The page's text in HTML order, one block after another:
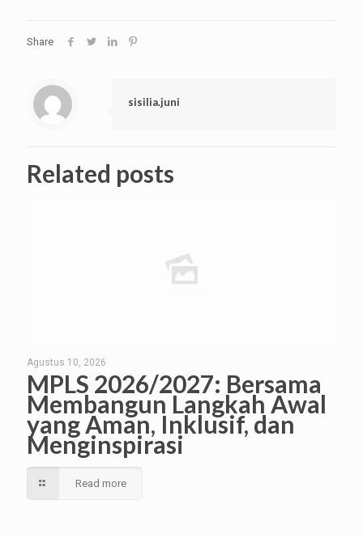
Share
sisilia.juni
Related posts
Agustus 10, 2026
MPLS 2026/2027: Bersama
Membangun Langkah Awal
yang Aman, Inklusif, dan
Menginspirasi
Read more